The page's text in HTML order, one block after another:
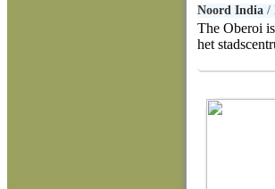
Noord India/
The Oberoi
het